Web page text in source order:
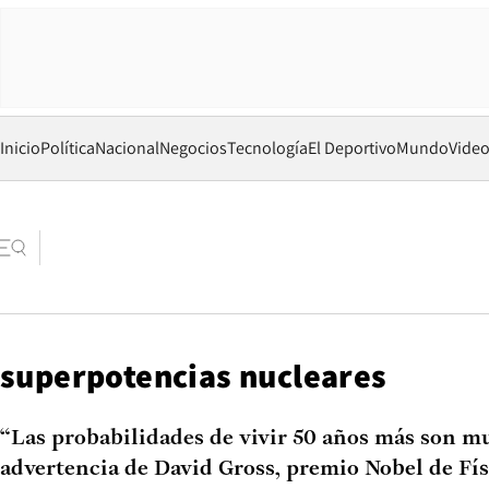
InicioPolíticaNacionalNegociosTecnologíaEl DeportivoMundo
superpotencias nucleares
“Las probabilidades de vivir 50 años más son
advertencia de David Gross, premio Nobel de